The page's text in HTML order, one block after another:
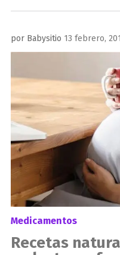
por Babysitio Publicado
el
13 febrero,
Medicamentos
Recetas